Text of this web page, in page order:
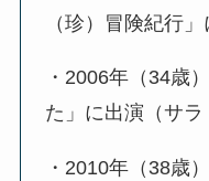
（珍）冒険紀行
・2006年（34歳
た」に出演（サラ
・2010年（38歳